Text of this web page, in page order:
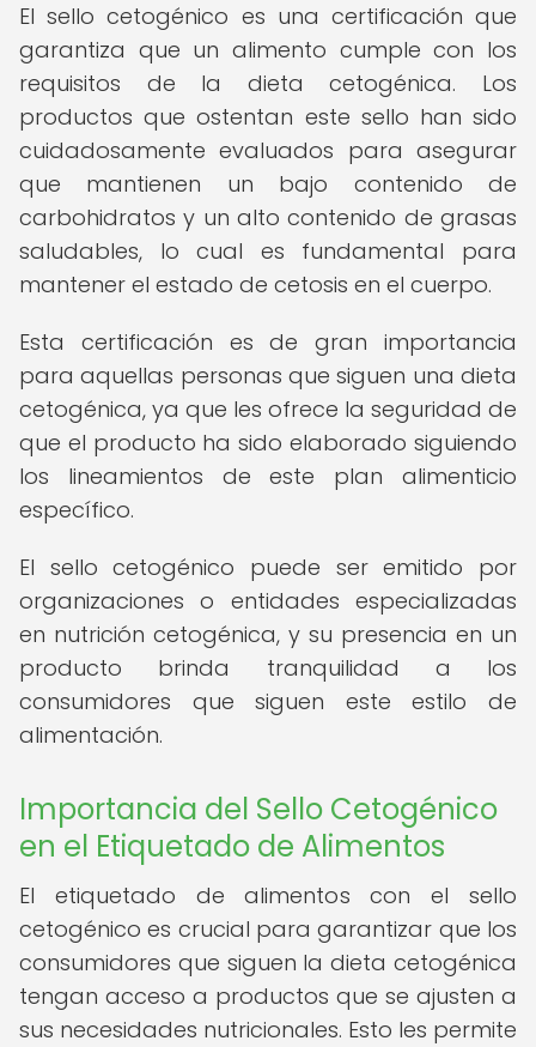
El sello cetogénico es una certificación que
garantiza que un alimento cumple con los
requisitos de la dieta cetogénica. Los
productos que ostentan este sello han sido
cuidadosamente evaluados para asegurar
que mantienen un bajo contenido de
carbohidratos y un alto contenido de grasas
saludables, lo cual es fundamental para
mantener el estado de cetosis en el cuerpo.
Esta certificación es de gran importancia
para aquellas personas que siguen una dieta
cetogénica, ya que les ofrece la seguridad de
que el producto ha sido elaborado siguiendo
los lineamientos de este plan alimenticio
específico.
El sello cetogénico puede ser emitido por
organizaciones o entidades especializadas
en nutrición cetogénica, y su presencia en un
producto brinda tranquilidad a los
consumidores que siguen este estilo de
alimentación.
Importancia del Sello Cetogénico
en el Etiquetado de Alimentos
El etiquetado de alimentos con el sello
cetogénico es crucial para garantizar que los
consumidores que siguen la dieta cetogénica
tengan acceso a productos que se ajusten a
sus necesidades nutricionales. Esto les permite